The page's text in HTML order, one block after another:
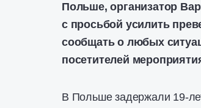
Польше, организатор
с просьбой усилить
сообщать о любых
посетителей
В Польше задержали 19-